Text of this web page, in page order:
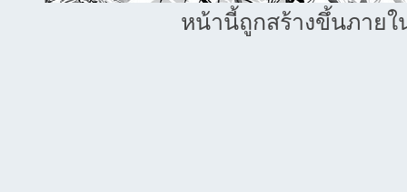
หน้านี้ถูกสร้างขึ้นภายใ